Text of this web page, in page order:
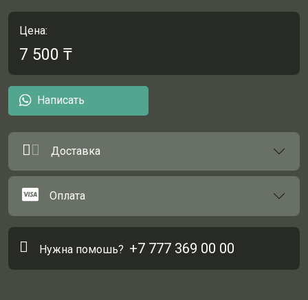
Цена:
7 500 ₸
Написать
Доставка
Оплата
Нужна помошь? +7 777 369 00 00